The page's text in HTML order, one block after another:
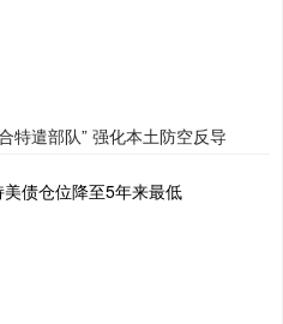
特遣部队” 强化本土防空反导